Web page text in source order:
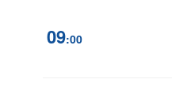
09:00